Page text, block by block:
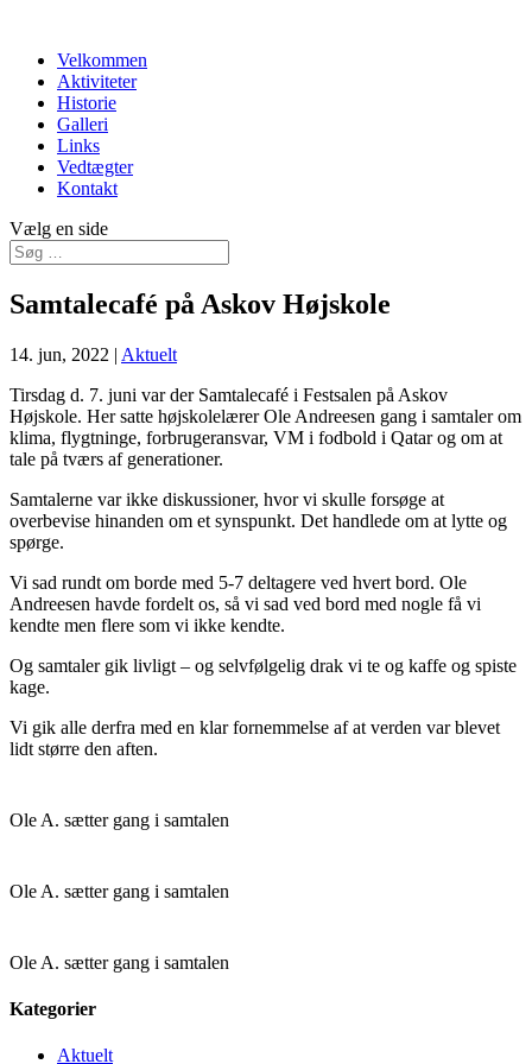
Velkommen
Aktiviteter
Historie
Galleri
Links
Vedtægter
Kontakt
Vælg en side
Samtalecafé på Askov Højskole
14. jun, 2022 | Aktuelt
Tirsdag d. 7. juni var der Samtalecafé i Festsalen på Askov
Højskole. Her satte højskolelærer Ole Andreesen gang i samtaler om
klima, flygtninge, forbrugeransvar, VM i fodbold i Qatar og om at
tale på tværs af generationer.
Samtalerne var ikke diskussioner, hvor vi skulle forsøge at
overbevise hinanden om et synspunkt. Det handlede om at lytte og
spørge.
Vi sad rundt om borde med 5-7 deltagere ved hvert bord. Ole
Andreesen havde fordelt os, så vi sad ved bord med nogle få vi
kendte men flere som vi ikke kendte.
Og samtaler gik livligt – og selvfølgelig drak vi te og kaffe og spiste
kage.
Vi gik alle derfra med en klar fornemmelse af at verden var blevet
lidt større den aften.
Ole A. sætter gang i samtalen
Ole A. sætter gang i samtalen
Ole A. sætter gang i samtalen
Kategorier
Aktuelt